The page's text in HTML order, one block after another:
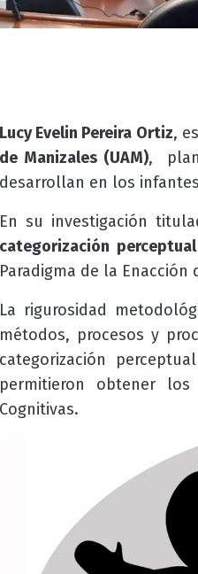
Lucy Evelin Pereira Ortiz,
de Manizales (UAM),
desarrollan en los
En su investigación
categorización
Paradigma de la
La rigurosidad
métodos, procesos y
categorización
permitieron obtener
Cognitivas.